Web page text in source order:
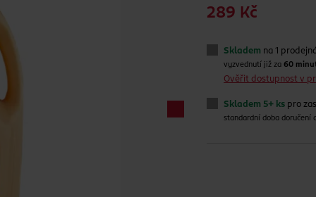
289 Kč
Skladem na 1
vyzvednutí již za60
Ověřit dostupnost v
Skladem 5+ ks pro
standardní doba doručení